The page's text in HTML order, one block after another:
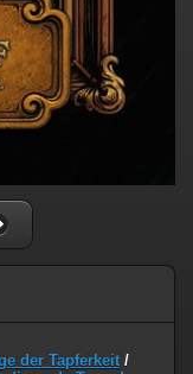
der Tapferkeit /